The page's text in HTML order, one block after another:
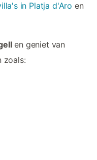
in Platja d'Aro en
en geniet van
zoals: